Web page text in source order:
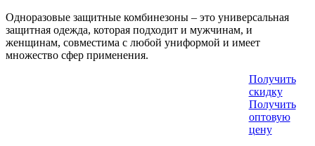
Одноразовые защитные комбинезоны – это универсальная
защитная одежда, которая подходит и мужчинам, и
женщинам, совместима с любой униформой и имеет
множество сфер применения.
Получить
скидку
Получить
оптовую
цену